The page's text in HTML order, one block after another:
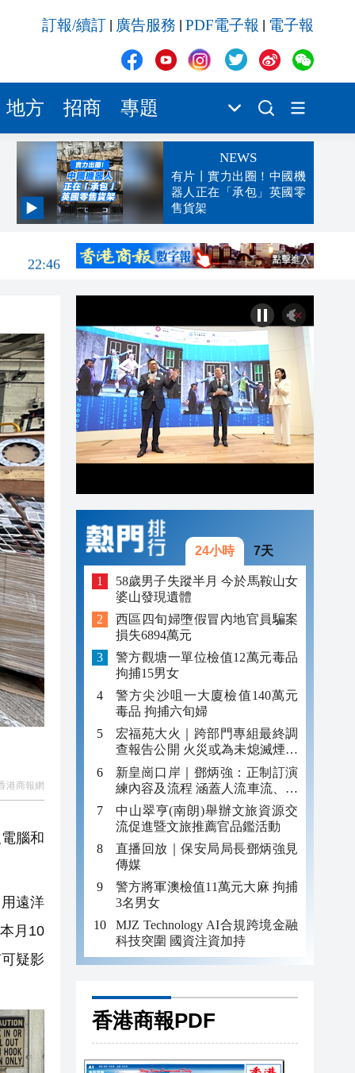
訂報/續訂 廣告服務 PDF電子報 電子報
地方 招商 專題
NEWS
有片丨實力出圈！中國機
器人正在「承包」英國零
售貨架
22:57
22:46
22:05
21:57
21:41
21:30
港商報網
腦和
遠洋
月10
疑影
24小時 7天
58歲男子失蹤半月 今於馬鞍山女
婆山發現遺體
西區四旬婦墮假冒內地官員騙案
損失6894萬元
警方觀塘一單位檢值12萬元毒品
拘捕15男女
警方尖沙咀一大廈檢值140萬元
毒品 拘捕六旬婦
宏福苑大火｜跨部門專組最終調
查報告公開 火災或為未熄滅煙頭
引發
新皇崗口岸｜鄧炳強：正制訂演
練內容及流程 涵蓋人流車流、緊
急應變等
中山翠亨(南朗)舉辦文旅資源交
流促進暨文旅推薦官品鑑活動
直播回放｜保安局局長鄧炳強見
傳媒
警方將軍澳檢值11萬元大麻 拘捕
3名男女
MJZ Technology AI合規跨境金融
科技突圍 國資注資加持
香港商報PDF